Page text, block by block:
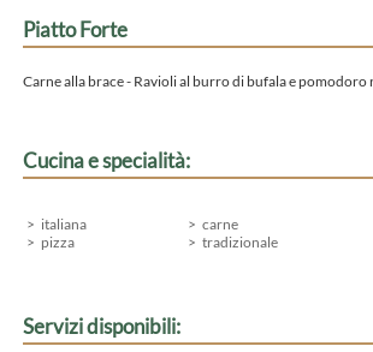
Piatto Forte
Carne alla brace - Ravioli al burro di bufala e
Cucina e specialità:
italiana
pizza
carne
tradizionale
Servizi disponibili: